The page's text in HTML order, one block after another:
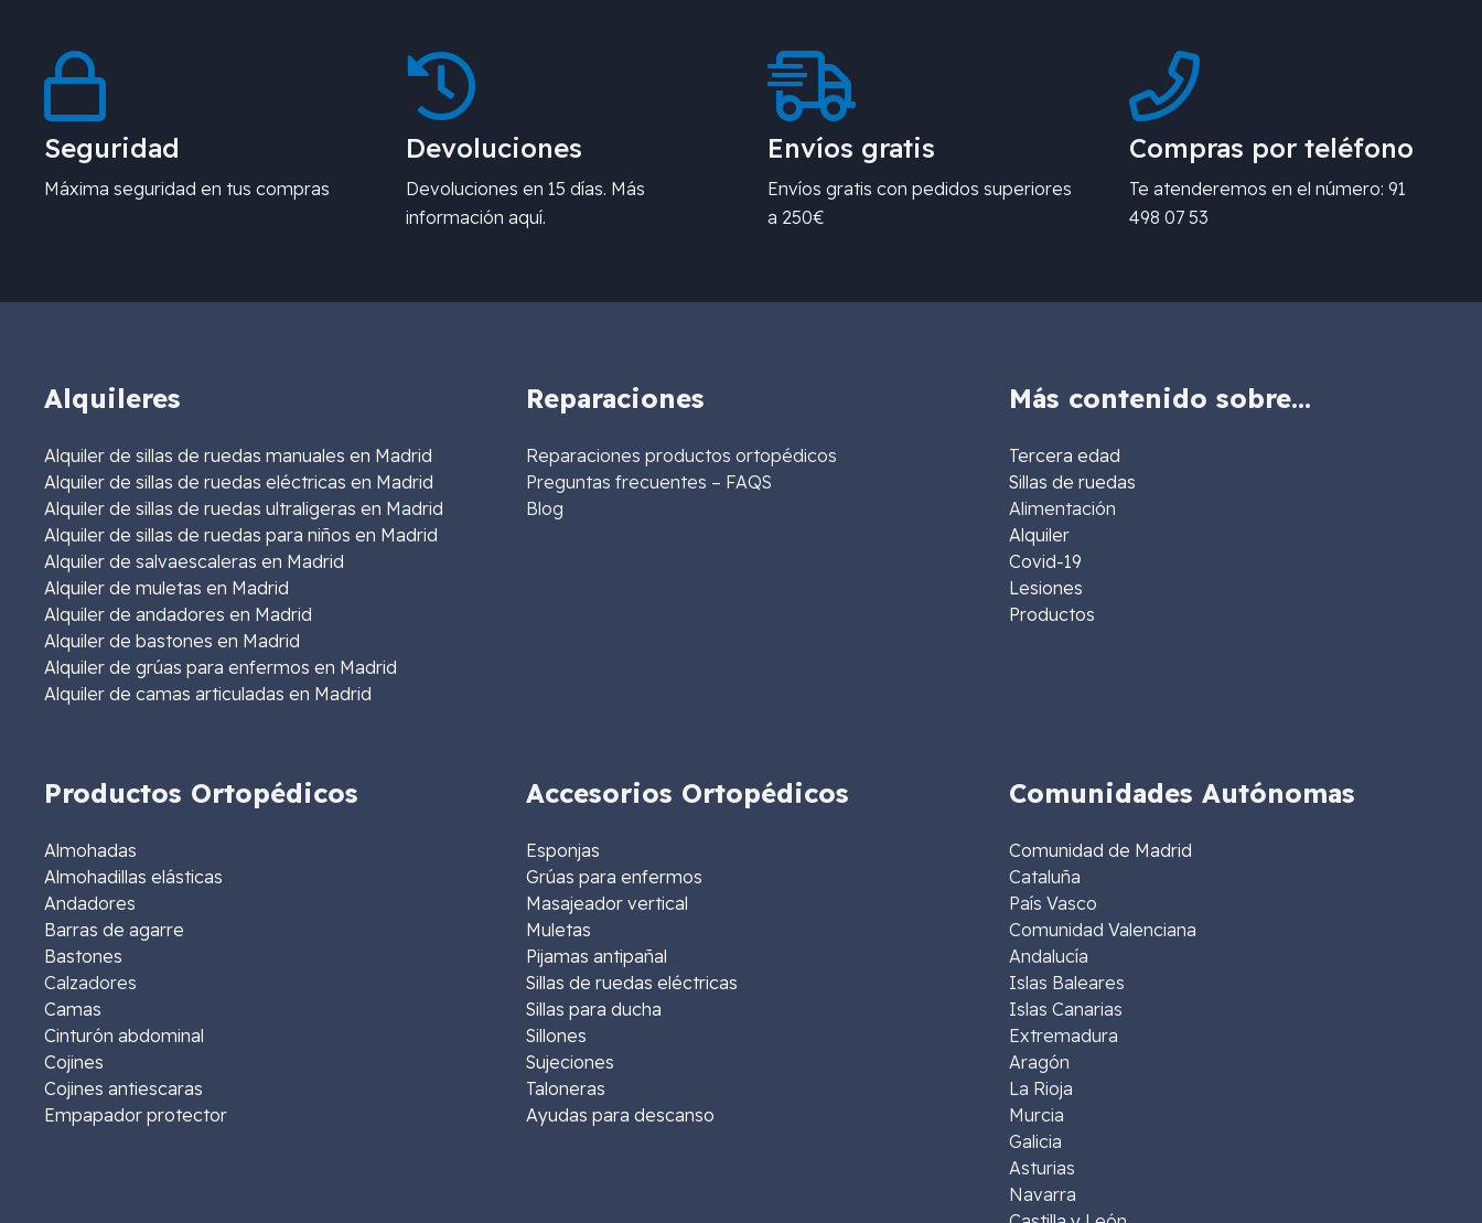
Seguridad
Máxima seguridad en tus compras
Devoluciones
Devoluciones en 15 días. Más
información aquí.
Envíos gratis
Envíos gratis con pedidos superiores
a 250€
Compras por teléfono
Te atenderemos en el número: 91
498 07 53
Alquileres
Alquiler de sillas de ruedas manuales en Madrid
Alquiler de sillas de ruedas eléctricas en Madrid
Alquiler de sillas de ruedas ultraligeras en Madrid
Alquiler de sillas de ruedas para niños en Madrid
Alquiler de salvaescaleras en Madrid
Alquiler de muletas en Madrid
Alquiler de andadores en Madrid
Alquiler de bastones en Madrid
Alquiler de grúas para enfermos en Madrid
Alquiler de camas articuladas en Madrid
Reparaciones
Reparaciones productos ortopédicos
Preguntas frecuentes – FAQS
Blog
Más contenido sobre…
Tercera edad
Sillas de ruedas
Alimentación
Alquiler
Covid-19
Lesiones
Productos
Productos Ortopédicos
Almohadas
Almohadillas elásticas
Andadores
Barras de agarre
Bastones
Calzadores
Camas
Cinturón abdominal
Cojines
Cojines antiescaras
Empapador protector
Accesorios Ortopédicos
Esponjas
Grúas para enfermos
Masajeador vertical
Muletas
Pijamas antipañal
Sillas de ruedas eléctricas
Sillas para ducha
Sillones
Sujeciones
Taloneras
Ayudas para descanso
Comunidades Autónomas
Comunidad de Madrid
Cataluña
País Vasco
Comunidad Valenciana
Andalucía
Islas Baleares
Islas Canarias
Extremadura
Aragón
La Rioja
Murcia
Galicia
Asturias
Navarra